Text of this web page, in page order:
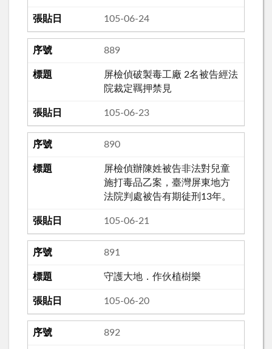
105-06-24
889
屏檢偵破製毒工廠 2名被告經法
院裁定羈押禁見
105-06-23
890
屏檢偵辦陳姓被告非法對兒童
施打毒品乙案，臺灣屏東地方
法院判處被告有期徒刑13年。
105-06-21
891
守護大地．作伙植樹樂
105-06-20
892